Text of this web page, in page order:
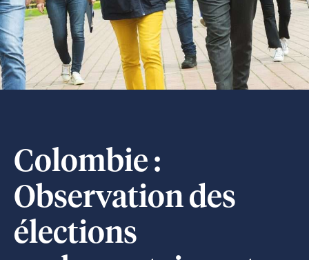
Colombie :
Observation des
élections